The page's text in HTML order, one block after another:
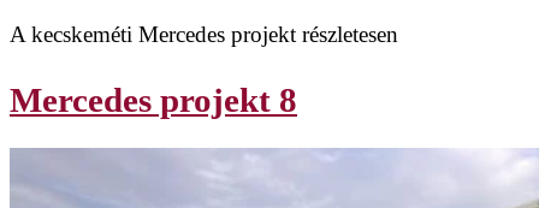
A kecskeméti Mercedes projekt részletesen
Mercedes projekt 8